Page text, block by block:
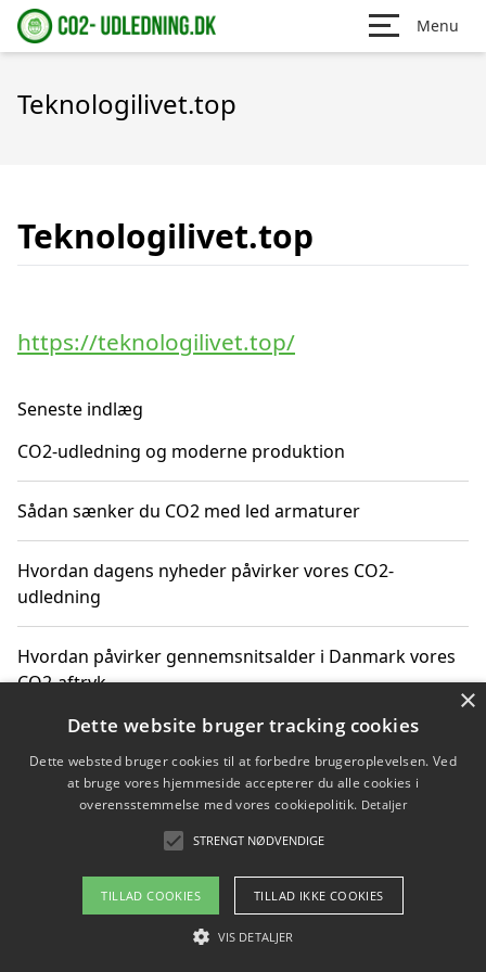
Menu
Teknologilivet.top
Teknologilivet.top
https://teknologilivet.top/
Seneste indlæg
CO2-udledning og moderne produktion
Sådan sænker du CO2 med led armaturer
Hvordan dagens nyheder påvirker vores CO2-
udledning
Hvordan påvirker gennemsnitsalder i Danmark vores
CO2-aftryk
Hvordan nyheder om CO2-udledning påvirker vores
hverdag
Om / kontakt
Blog Betingelser
×
Dette website bruger tracking cookies
Dette websted bruger cookies til at forbedre brugeroplevelsen. Ved
at bruge vores hjemmeside accepterer du alle cookies i
overensstemmelse med vores cookiepolitik. Detaljer
STRENGT NØDVENDIGE
TILLAD COOKIES TILLAD IKKE COOKIES
VIS DETALJER